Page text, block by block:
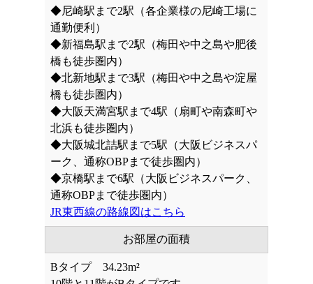
◆尼崎駅まで2駅（各企業様の尼崎工場に
通勤便利）
◆新福島駅まで2駅（梅田や中之島や肥後
橋も徒歩圏内）
◆北新地駅まで3駅（梅田や中之島や淀屋
橋も徒歩圏内）
◆大阪天満宮駅まで4駅（扇町や南森町や
北浜も徒歩圏内）
◆大阪城北詰駅まで5駅（大阪ビジネスパ
ーク、通称OBPまで徒歩圏内）
◆京橋駅まで6駅（大阪ビジネスパーク、
通称OBPまで徒歩圏内）
JR東西線の路線図はこちら
お部屋の面積
Bタイプ 34.23m²